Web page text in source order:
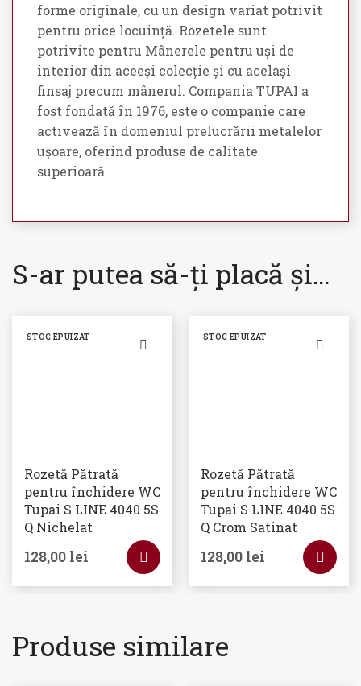
forme originale, cu un design variat potrivit
pentru orice locuință. Rozetele sunt
potrivite pentru Mânerele pentru uși de
interior din aceeși colecție și cu același
finsaj precum mânerul. Compania TUPAI a
fost fondată în 1976, este o companie care
activează în domeniul prelucrării metalelor
ușoare, oferind produse de calitate
superioară.
S-ar putea să-ți placă și…
STOC EPUIZAT
Rozetă Pătrată
pentru închidere WC
Tupai S LINE 4040 5S
Q Nichelat
128,00 lei
STOC EPUIZAT
Rozetă Pătrată
pentru închidere WC
Tupai S LINE 4040 5S
Q Crom Satinat
128,00 lei
Produse similare